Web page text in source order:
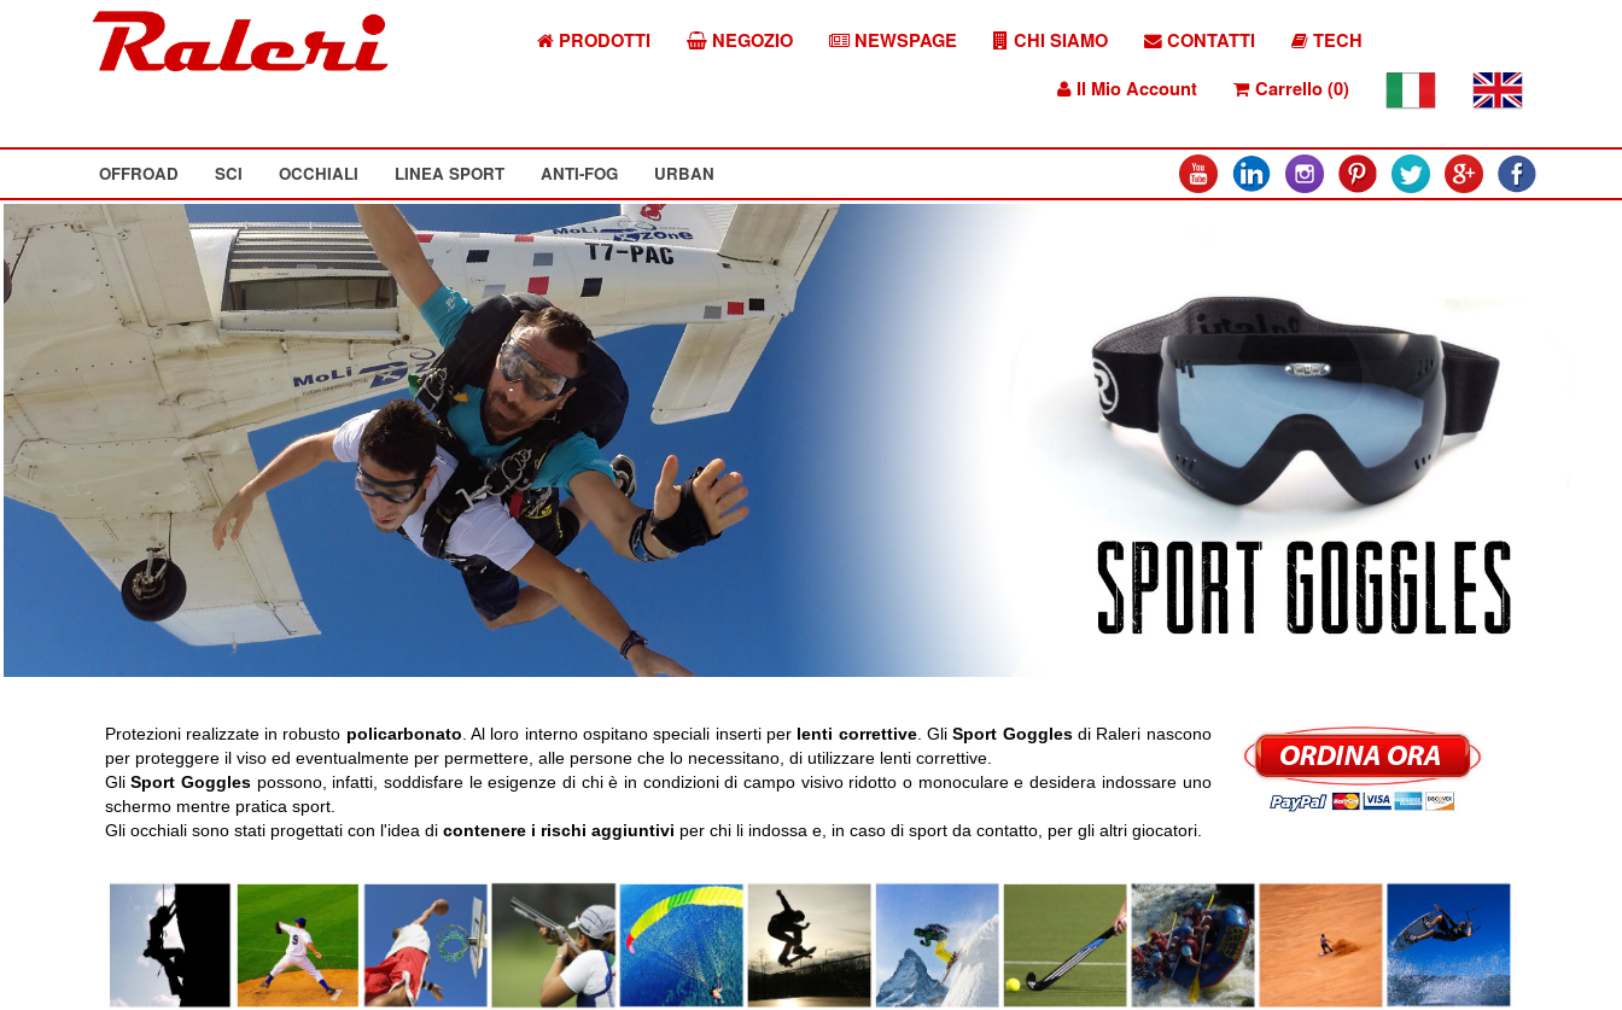
PRODOTTI NEGOZIO NEWSPAGE CHI SIAMO CONTATTI
TECH
Il Mio Account
Carrello (0)
OFFROAD SCI OCCHIALI LINEA SPORT ANTI-FOG URBAN
Protezioni realizzate in robusto policarbonato . Al loro interno ospitano speciali inserti per lenti correttive. GliSport Gogglesdi Raleri nascono
per proteggere il viso ed eventualmente per permettere, alle persone che lo necessitano, di utilizzare lenti correttive.
GliSport Gogglespossono, infatti, soddisfare le esigenze di chi è in condizioni di campo visivo ridotto o monoculare e desidera indossare uno
schermo mentre pratica sport.
Gli occhiali sono stati progettati con l'idea di contenere i rischi aggiuntivi per chi li indossa e, in caso di sport da contatto, per gli altri giocatori.